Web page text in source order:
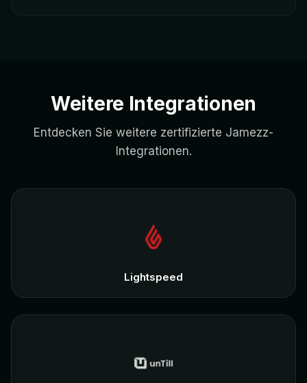
Weitere Integrationen
Entdecken Sie weitere zertifizierte Jamezz-
Integrationen.
Lightspeed